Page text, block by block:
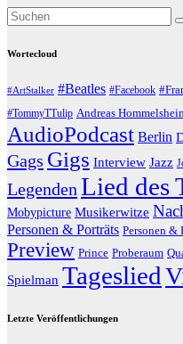
Wortecloud
#ArtStalker #Beatles #Facebook
#TommyTTulip Andreas
AudioPodcast Berlin
Gags Gigs Interview Jazz
Legenden Lied des
Mobypicture Musikerwitze
Personen & Porträts Personen &
Preview Prince Proberaum
Spielman Tageslied
Letzte Veröffentlichungen